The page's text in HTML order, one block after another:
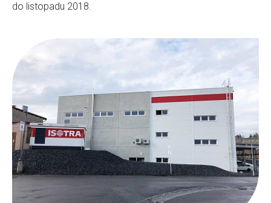
do listopadu 2018.